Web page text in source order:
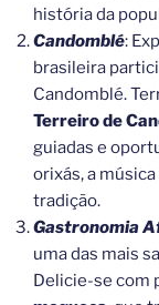
história da
Candomblé:
brasileira
Candomblé.
Terreiro de
guiadas e
orixás, a
tradição.
Gastronomia
uma das mais
Delicie-se com